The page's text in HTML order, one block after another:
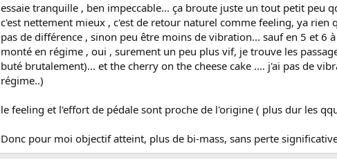
essaie tranquille , ben impeccable... ça broute juste un tout petit peu
c'est nettement mieux , c'est de retour naturel comme feeling, ya
pas de différence , sinon peu être moins de vibration... sauf en 5 et 6
monté en régime , oui , surement un peu plus vif, je trouve les
buté brutalement)... et the cherry on the cheese cake .... j'ai pas de
régime..)
le feeling et l'effort de pédale sont proche de l'origine ( plus dur les
Donc pour moi objectif atteint, plus de bi-mass, sans perte